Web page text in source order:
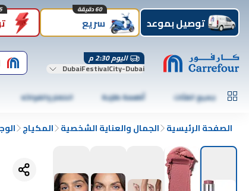
توصيل بموعد سريع
60 دقيقة
اليوم 2:30 م
DubaiFestivalCity-Dubai
جميع الفئات أطعمة طازجة الخضار والفواكه
الصفحة الرئيسية الجمال والعناية الشخصية المكياج